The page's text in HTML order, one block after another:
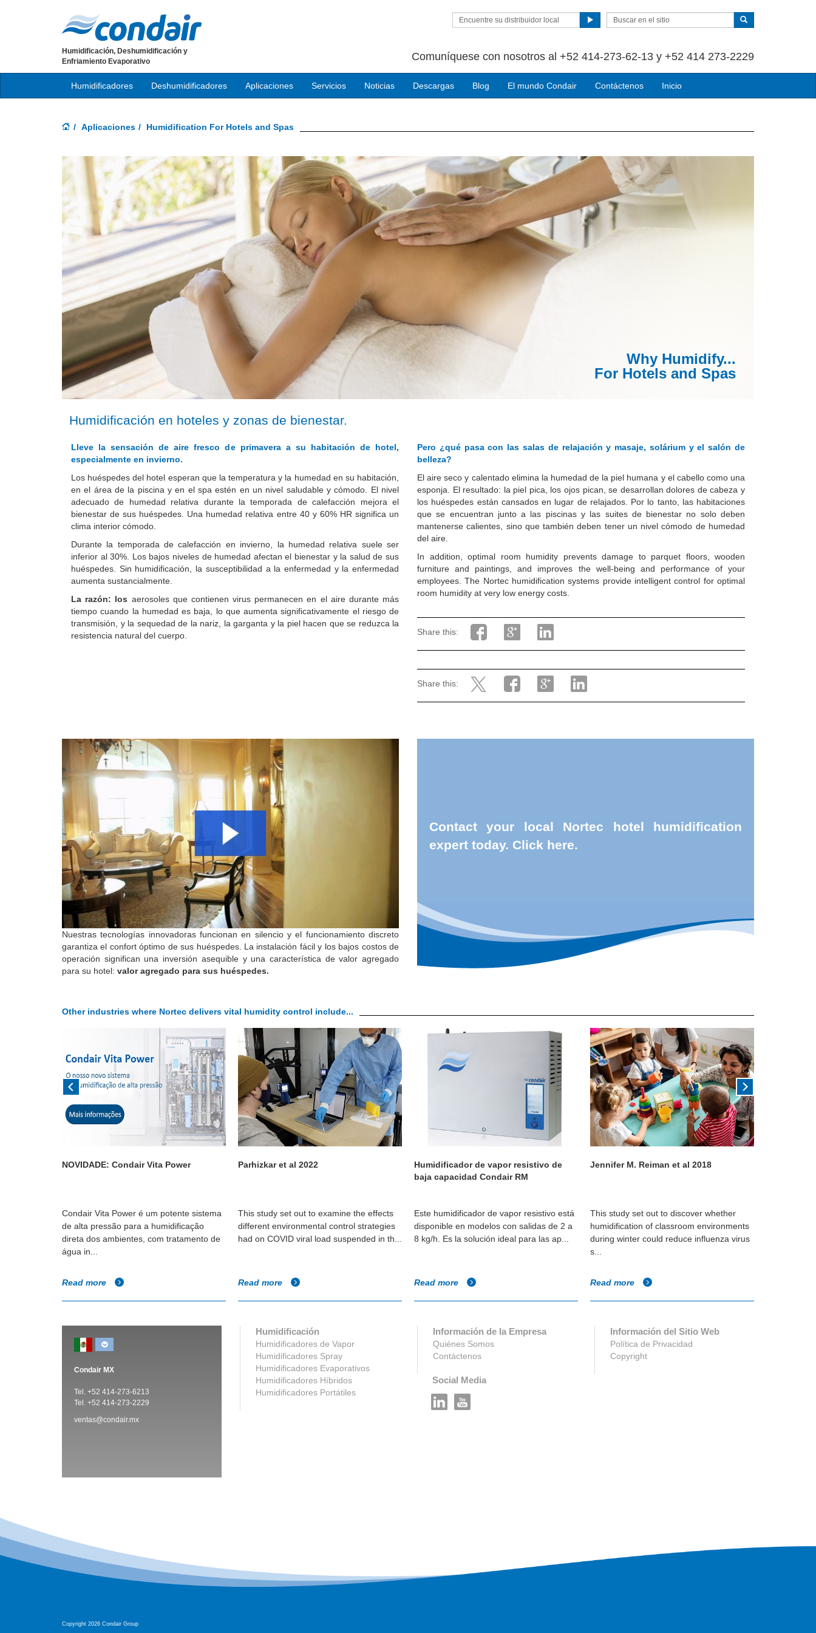
Encuentre su distribuidor local
Comuníquese con nosotros al +52 414-273-62-13 y +52 414 273-2229
Humidificación, Deshumidificación y
Enfriamiento Evaporativo
Humidificadores Deshumidificadores Aplicaciones Servicios Noticias Descargas Blog El mundo Condair Contáctenos Inicio
Aplicaciones Humidification For Hotels and Spas
Why Humidify...
For Hotels and Spas
Humidificación en hoteles y zonas de bienestar.
Lleve la sensación de aire fresco de primavera a su habitación de hotel,
especialmente en invierno.
Los huéspedes del hotel esperan que la temperatura y la humedad en su habitación,
en el área de la piscina y en el spa estén en un nivel saludable y cómodo. El nivel
adecuado de humedad relativa durante la temporada de calefacción mejora el
bienestar de sus huéspedes. Una humedad relativa entre 40 y 60% HR significa un
clima interior cómodo.
Durante la temporada de calefacción en invierno, la humedad relativa suele ser
inferior al 30%. Los bajos niveles de humedad afectan el bienestar y la salud de sus
huéspedes. Sin humidificación, la susceptibilidad a la enfermedad y la enfermedad
aumenta sustancialmente.
La razón: los aerosoles que contienen virus permanecen en el aire durante más
tiempo cuando la humedad es baja, lo que aumenta significativamente el riesgo de
transmisión, y la sequedad de la nariz, la garganta y la piel hacen que se reduzca la
resistencia natural del cuerpo.
Pero ¿qué pasa con las salas de relajación y masaje, solárium y el salón de
belleza?
El aire seco y calentado elimina la humedad de la piel humana y el cabello como una
esponja. El resultado: la piel pica, los ojos pican, se desarrollan dolores de cabeza y
los huéspedes están cansados ​​en lugar de relajados. Por lo tanto, las habitaciones
que se encuentran junto a las piscinas y las suites de bienestar no solo deben
mantenerse calientes, sino que también deben tener un nivel cómodo de humedad
del aire.
In addition, optimal room humidity prevents damage to parquet floors, wooden
furniture and paintings, and improves the well-being and performance of your
employees. The Nortec humidification systems provide intelligent control for optimal
room humidity at very low energy costs.
Share this:
Share this:
Nuestras tecnologías innovadoras funcionan en silencio y el funcionamiento discreto
garantiza el confort óptimo de sus huéspedes. La instalación fácil y los bajos costos de
operación significan una inversión asequible y una característica de valor agregado
para su hotel: valor agregado para sus huéspedes.
Contact your local Nortec hotel humidification
expert today. Click here.
Other industries where Nortec delivers vital humidity control include...
NOVIDADE: Condair Vita Power
Condair Vita Power é um potente sistema
de alta pressão para a humidificação
direta dos ambientes, com tratamento de
água in...
Read more
Parhizkar et al 2022
This study set out to examine the effects
different environmental control strategies
had on COVID viral load suspended in th...
Read more
Humidificador de vapor resistivo de
baja capacidad Condair RM
Este humidificador de vapor resistivo está
disponible en modelos con salidas de 2 a
8 kg/h. Es la solución ideal para las ap...
Read more
Jennifer M. Reiman et al 2018
This study set out to discover whether
humidification of classroom environments
during winter could reduce influenza virus
s...
Read more
Condair MX
Tel. +52 414-273-6213
Tel. +52 414-273-2229
ventas@condair.mx
Humidificación
Humidificadores de Vapor
Humidificadores Spray
Humidificadores Evaporativos
Humidificadores Híbridos
Humidificadores Portátiles
Información de la Empresa
Quiénes Somos
Contáctenos
Información del Sitio Web
Política de Privacidad
Copyright
Social Media
Copyright 2026 Condair Group